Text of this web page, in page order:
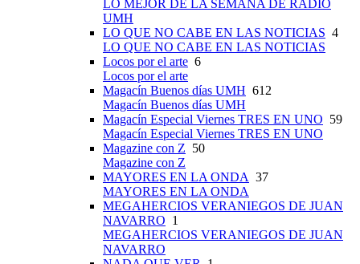
LO MEJOR DE LA SEMANA DE RADIO
UMH
LO QUE NO CABE EN LAS NOTICIAS 4
LO QUE NO CABE EN LAS NOTICIAS
Locos por el arte 6
Locos por el arte
Magacín Buenos días UMH 612
Magacín Buenos días UMH
Magacín Especial Viernes TRES EN UNO 59
Magacín Especial Viernes TRES EN UNO
Magazine con Z 50
Magazine con Z
MAYORES EN LA ONDA 37
MAYORES EN LA ONDA
MEGAHERCIOS VERANIEGOS DE JUAN
NAVARRO 1
MEGAHERCIOS VERANIEGOS DE JUAN
NAVARRO